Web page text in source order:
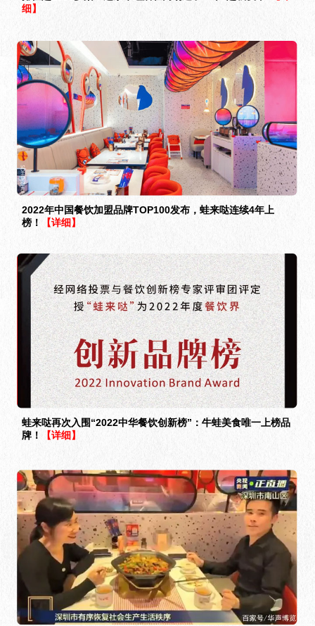
细】
2022年中国餐饮加盟品牌TOP100发布，蛙来哒连续4年上
榜！
【详细】
蛙来哒再次入围“2022中华餐饮创新榜”：牛蛙美食唯一上榜品
牌！
【详细】